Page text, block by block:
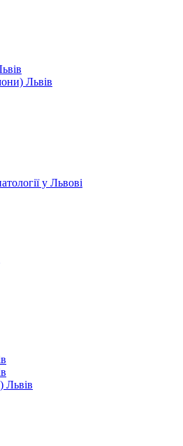
Львів
у Львові
Львів